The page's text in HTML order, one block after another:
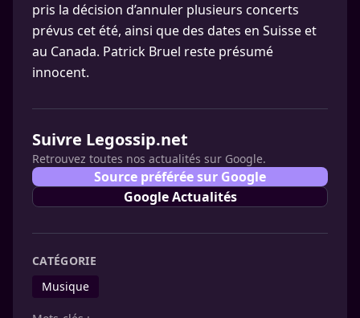
pris la décision d’annuler plusieurs concerts
prévus cet été, ainsi que des dates en Suisse et
au Canada. Patrick Bruel reste présumé
innocent.
Suivre Legossip.net
Retrouvez toutes nos actualités sur Google.
Source préférée sur Google
Google Actualités
CATÉGORIE
Musique